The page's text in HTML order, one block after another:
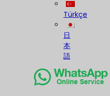
Türkçe
日
本
語